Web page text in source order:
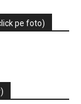
pe foto)